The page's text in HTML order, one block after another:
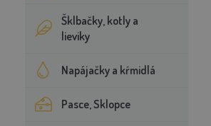
Šklbačky, kotly a
lieviky
Napájačky a kŕmidlá
Pasce, Sklopce